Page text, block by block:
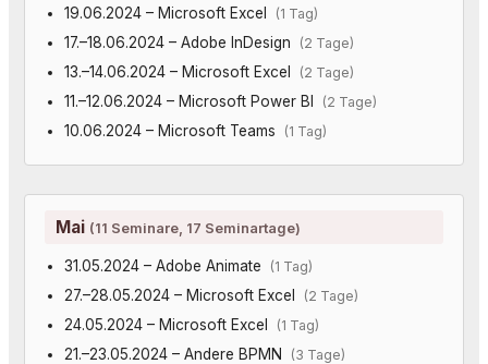
19.06.2024 – Microsoft Excel (1 Tag)
17.–18.06.2024 – Adobe InDesign (2 Tage)
13.–14.06.2024 – Microsoft Excel (2 Tage)
11.–12.06.2024 – Microsoft Power BI (2 Tage)
10.06.2024 – Microsoft Teams (1 Tag)
Mai (11 Seminare, 17 Seminartage)
31.05.2024 – Adobe Animate (1 Tag)
27.–28.05.2024 – Microsoft Excel (2 Tage)
24.05.2024 – Microsoft Excel (1 Tag)
21.–23.05.2024 – Andere BPMN (3 Tage)